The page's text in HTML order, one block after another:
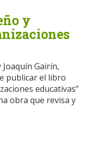
y
Gairín,
publicar el libro
educativas”
obra que revisa y